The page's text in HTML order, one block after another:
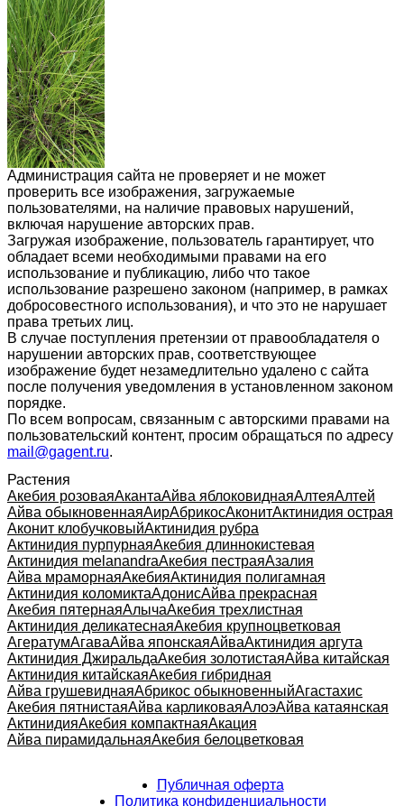
Администрация сайта не проверяет и не может
проверить все изображения, загружаемые
пользователями, на наличие правовых нарушений,
включая нарушение авторских прав.
Загружая изображение, пользователь гарантирует, что
обладает всеми необходимыми правами на его
использование и публикацию, либо что такое
использование разрешено законом (например, в рамках
добросовестного использования), и что это не нарушает
права третьих лиц.
В случае поступления претензии от правообладателя о
нарушении авторских прав, соответствующее
изображение будет незамедлительно удалено с сайта
после получения уведомления в установленном законом
порядке.
По всем вопросам, связанным с авторскими правами на
пользовательский контент, просим обращаться по адресу
mail@gagent.ru.
Растения
Акебия розоваяАкантаАйва яблоковиднаяАлтеяАлтей
Айва обыкновеннаяАирАбрикосАконитАктинидия острая
Аконит клобучковыйАктинидия рубра
Актинидия пурпурнаяАкебия длиннокистевая
Актинидия melanandraАкебия пестраяАзалия
Айва мраморнаяАкебияАктинидия полигамная
Актинидия коломиктаАдонисАйва прекрасная
Акебия пятернаяАлычаАкебия трехлистная
Актинидия деликатеснаяАкебия крупноцветковая
АгератумАгаваАйва японскаяАйваАктинидия аргута
Актинидия ДжиральдаАкебия золотистаяАйва китайская
Актинидия китайскаяАкебия гибридная
Айва грушевиднаяАбрикос обыкновенныйАгастахис
Акебия пятнистаяАйва карликоваяАлоэАйва катаянская
АктинидияАкебия компактнаяАкация
Айва пирамидальнаяАкебия белоцветковая
Публичная оферта
Политика конфиденциальности